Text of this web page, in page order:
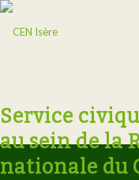
Service
au sein de la
nationale du